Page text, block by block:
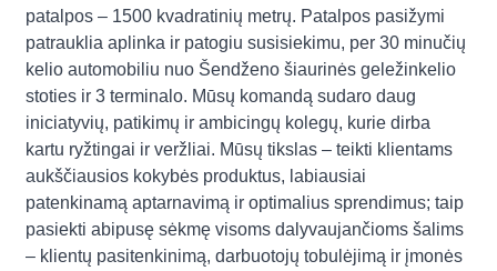
patalpos – 1500 kvadratinių metrų. Patalpos pasižymi
patrauklia aplinka ir patogiu susisiekimu, per 30 minučių
kelio automobiliu nuo Šendženo šiaurinės geležinkelio
stoties ir 3 terminalo. Mūsų komandą sudaro daug
iniciatyvių, patikimų ir ambicingų kolegų, kurie dirba
kartu ryžtingai ir veržliai. Mūsų tikslas – teikti klientams
aukščiausios kokybės produktus, labiausiai
patenkinamą aptarnavimą ir optimalius sprendimus; taip
pasiekti abipusę sėkmę visoms dalyvaujančioms šalims
– klientų pasitenkinimą, darbuotojų tobulėjimą ir įmonės